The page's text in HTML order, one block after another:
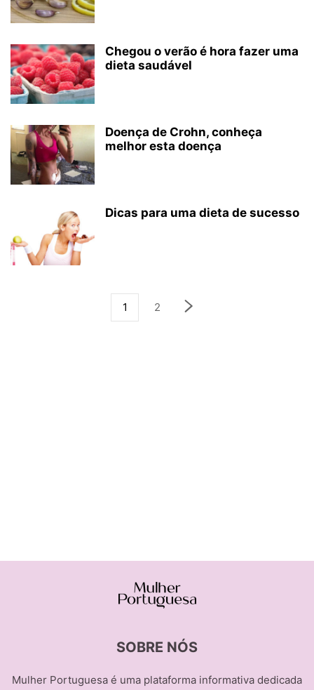
Chegou o verão é hora fazer uma
dieta saudável
Doença de Crohn, conheça
melhor esta doença
Dicas para uma dieta de sucesso
1 2
SOBRE NÓS
Mulher Portuguesa é uma plataforma informativa dedicada